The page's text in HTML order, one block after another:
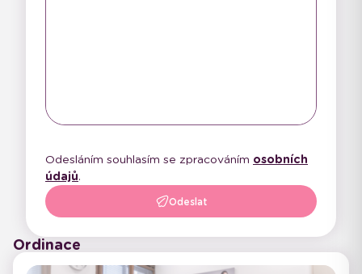
Odesláním souhlasím se zpracováním osobních
údajů.
Odeslat
Ordinace